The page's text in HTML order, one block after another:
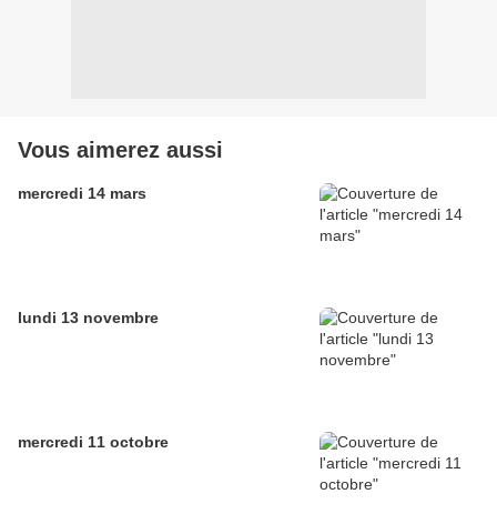
Vous aimerez aussi
mercredi 14 mars
lundi 13 novembre
mercredi 11 octobre